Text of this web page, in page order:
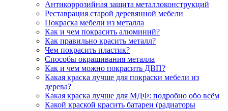
Антикоррозийная защита металлоконструкций
Реставрация старой деревянной мебели
Покраска мебели из металла
Как и чем покрасить алюминий?
Как правильно красить металл?
Чем покрасить пластик?
Способы окрашивания металла
Как и чем можно покрасить ДВП?
Какая краска лучше для покраски мебели из
дерева?
Какая краска лучше для МДФ: подробно обо всём
Какой краской красить батареи (радиаторы